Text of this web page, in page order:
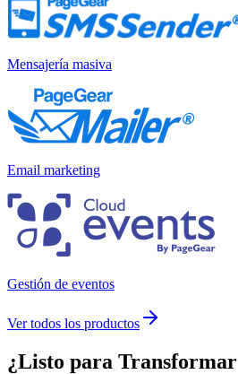
Mensajería masiva
Email marketing
Gestión de eventos
Ver todos los productos
¿Listo para Transformar